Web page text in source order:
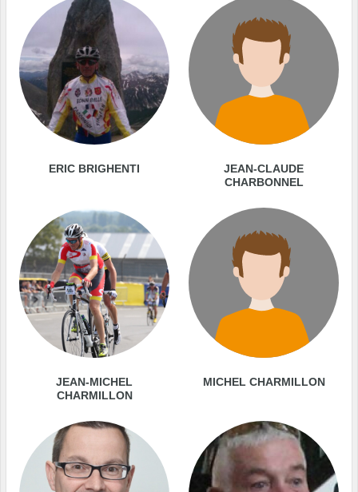
ERIC BRIGHENTI
JEAN-CLAUDE
CHARBONNEL
JEAN-MICHEL
CHARMILLON
MICHEL CHARMILLON